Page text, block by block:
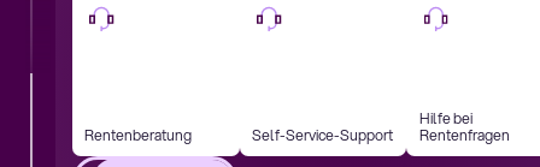
Rentenberatung Self-Service-Support
Hilfe bei
Rentenfragen